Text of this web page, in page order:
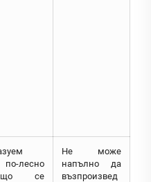
лесно
се
Не може
напълно да
възпроизвед